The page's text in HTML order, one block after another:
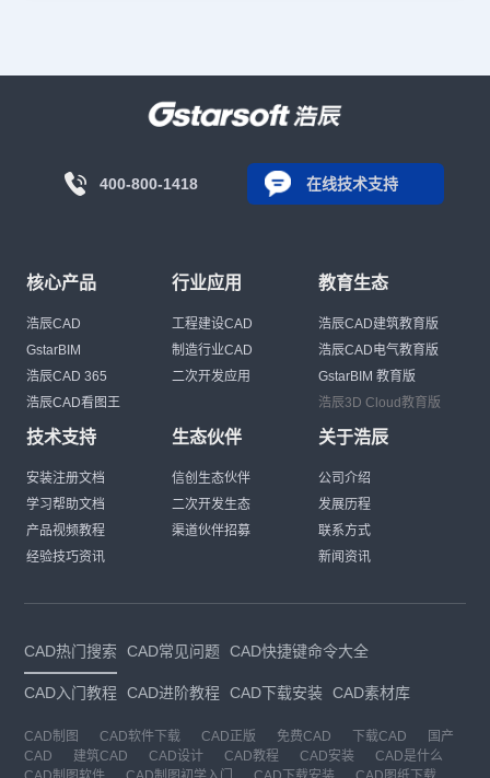
400-800-1418 在线技术支持
核心产品
浩辰CAD
GstarBIM
浩辰CAD 365
浩辰CAD看图王
行业应用
工程建设CAD
制造行业CAD
二次开发应用
教育生态
浩辰CAD建筑教育版
浩辰CAD电气教育版
GstarBIM 教育版
浩辰3D Cloud教育版
技术支持
安装注册文档
学习帮助文档
产品视频教程
经验技巧资讯
生态伙伴
信创生态伙伴
二次开发生态
渠道伙伴招募
关于浩辰
公司介绍
发展历程
联系方式
新闻资讯
CAD热门搜索 CAD常见问题 CAD快捷键命令大全
CAD入门教程 CAD进阶教程 CAD下载安装 CAD素材库
CAD制图 CAD软件下载 CAD正版 免费CAD 下载CAD
国产
CAD
建筑CAD CAD设计 CAD教程 CAD安装
CAD是什么